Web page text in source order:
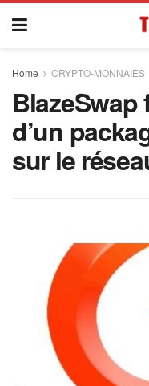
Home CRYPTO-MONNAIES
d’un
sur le